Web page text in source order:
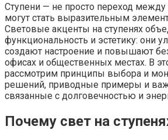
Ступени — не просто переход
могут стать выразительным
Световые акценты на ступенях
функциональность и эстетику: они
создают настроение и повышают
офисах и общественных местах. В
рассмотрим принципы выбора и
решений, приводные примеры и
связанные с долговечностью и
Почему свет на